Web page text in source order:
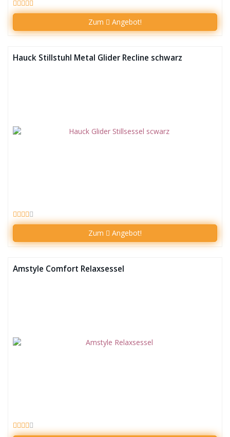
Zum Angebot!
Hauck Stillstuhl Metal Glider Recline schwarz
Zum Angebot!
Amstyle Comfort Relaxsessel